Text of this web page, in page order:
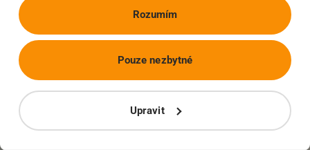
Rozumím
Upravit
Pouze nezbytné